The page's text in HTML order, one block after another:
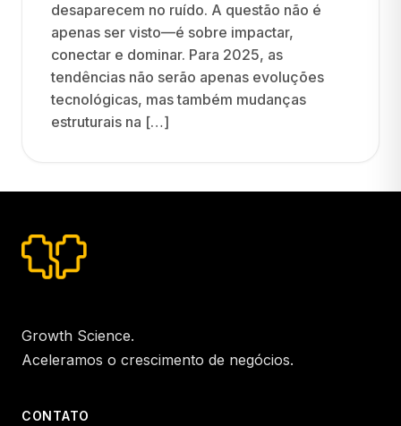
desaparecem no ruído. A questão não é
apenas ser visto—é sobre impactar,
conectar e dominar. Para 2025, as
tendências não serão apenas evoluções
tecnológicas, mas também mudanças
estruturais na […]
Growth Science.
Aceleramos o crescimento de negócios.
CONTATO